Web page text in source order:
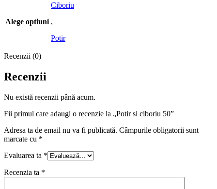
Alege optiuni
Ciboriu
,
Potir
Recenzii (0)
Recenzii
Nu există recenzii până acum.
Fii primul care adaugi o recenzie la „Potir si ciboriu 50”
Adresa ta de email nu va fi publicată. Câmpurile obligatorii sunt
marcate cu *
Evaluarea ta *
Recenzia ta *